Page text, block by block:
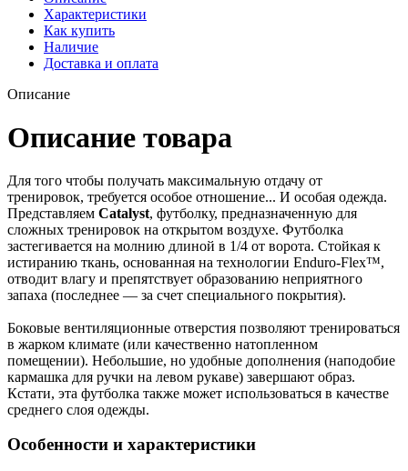
Характеристики
Как купить
Наличие
Доставка и оплата
Описание
Описание товара
Для того чтобы получать максимальную отдачу от
тренировок, требуется особое отношение... И особая одежда.
Представляем Catalyst, футболку, предназначенную для
сложных тренировок на открытом воздухе. Футболка
застегивается на молнию длиной в 1/4 от ворота. Стойкая к
истиранию ткань, основанная на технологии Enduro-Flex™,
отводит влагу и препятствует образованию неприятного
запаха (последнее — за счет специального покрытия).
Боковые вентиляционные отверстия позволяют тренироваться
в жарком климате (или качественно натопленном
помещении). Небольшие, но удобные дополнения (наподобие
кармашка для ручки на левом рукаве) завершают образ.
Кстати, эта футболка также может использоваться в качестве
среднего слоя одежды.
Особенности и характеристики